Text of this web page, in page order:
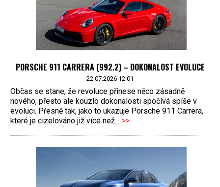
PORSCHE 911 CARRERA (992.2) – DOKONALOST EVOLUCE
22.07.2026 12:01
Občas se stane, že revoluce přinese něco zásadně
nového, přesto ale kouzlo dokonalosti spočívá spíše v
evoluci. Přesně tak, jako to ukazuje Porsche 911 Carrera,
které je cizelováno již více než... >>